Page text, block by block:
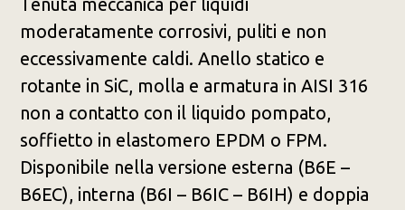
Tenuta meccanica per liquidi
moderatamente corrosivi, puliti e non
eccessivamente caldi. Anello statico e
rotante in SiC, molla e armatura in AISI 316
non a contatto con il liquido pompato,
soffietto in elastomero EPDM o FPM.
Disponibile nella versione esterna (B6E –
B6EC), interna (B6I – B6IC – B6IH) e doppia